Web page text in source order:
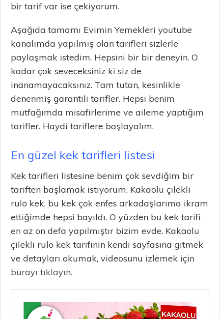
bir tarif var ise çekiyorum.
Aşağıda tamamı Evimin Yemekleri youtube
kanalımda yapılmış olan tarifleri sizlerle
paylaşmak istedim. Hepsini bir bir deneyin. O
kadar çok seveceksiniz ki siz de
inanamayacaksınız. Tam tutan, kesinlikle
denenmiş garantili tarifler. Hepsi benim
mutfağımda misafirlerime ve aileme yaptığım
tarifler. Haydi tariflere başlayalım.
En güzel kek tarifleri listesi
Kek tarifleri listesine benim çok sevdiğim bir
tariften başlamak istiyorum. Kakaolu çilekli
rulo kek, bu kek çok enfes arkadaşlarıma ikram
ettiğimde hepsi bayıldı. O yüzden bu kek tarifi
en az on defa yapılmıştır bizim evde. Kakaolu
çilekli rulo kek tarifinin kendi sayfasına gitmek
ve detayları okumak, videosunu izlemek için
burayı tıklayın.